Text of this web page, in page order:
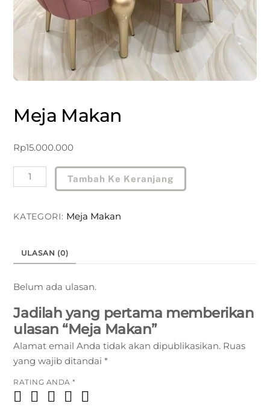
Meja Makan
Rp15.000.000
Kuantitas
Meja
Tambah Ke Keranjang
KATEGORI: Meja Makan
ULASAN (0)
Belum ada ulasan.
Jadilah yang pertama memberikan
ulasan “Meja Makan”
Alamat email Anda tidak akan dipublikasikan. Ruas
yang wajib ditandai*
RATING ANDA*